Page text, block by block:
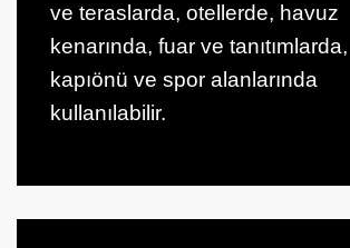
ve teraslarda, otellerde, havuz
kenarında, fuar ve tanıtımlarda,
kapıönü ve spor alanlarında
kullanılabilir.